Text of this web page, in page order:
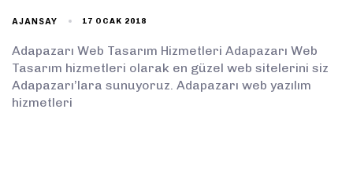
AJANSAY 17 OCAK 2018
Adapazarı Web Tasarım Hizmetleri Adapazarı Web
Tasarım hizmetleri olarak en güzel web sitelerini siz
Adapazarı’lara sunuyoruz. Adapazarı web yazılım
hizmetleri